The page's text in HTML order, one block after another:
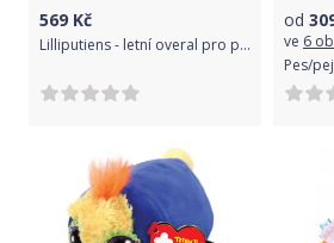
569 Kč
Lilliputiens - letní overal pro panenky + boty
od
ve 6